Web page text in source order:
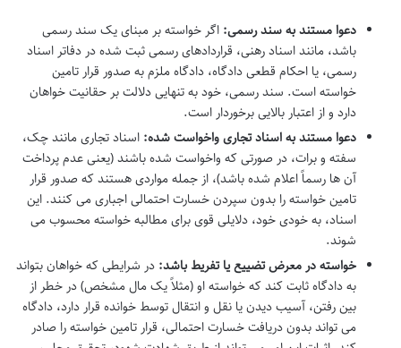
دعوا مستند به سند رسمی: اگر خواسته بر مبنای یک سند رسمی
باشد، مانند اسناد رهنی، قراردادهای رسمی ثبت شده در دفاتر اسناد
رسمی، یا احکام قطعی دادگاه، دادگاه ملزم به صدور قرار تامین
خواسته است. سند رسمی، خود به تنهایی دلالت بر حقانیت خواهان
دارد و از اعتبار بالایی برخوردار است.
دعوا مستند به اسناد تجاری واخواست شده: اسناد تجاری مانند چک،
سفته و برات، در صورتی که واخواست شده باشند (یعنی عدم پرداخت
آن ها رسماً اعلام شده باشد)، از جمله مواردی هستند که صدور قرار
تامین خواسته را بدون سپردن خسارت احتمالی اجباری می کنند. این
اسناد، به خودی خود، دلایلی قوی برای مطالبه خواسته محسوب می
شوند.
خواسته در معرض تضییع یا تفریط باشد: در شرایطی که خواهان بتواند
به دادگاه ثابت کند که خواسته او (مثلاً یک مال مشخص) در خطر از
بین رفتن، آسیب دیدن یا نقل و انتقال توسط خوانده قرار دارد، دادگاه
می تواند بدون دریافت خسارت احتمالی، قرار تامین خواسته را صادر